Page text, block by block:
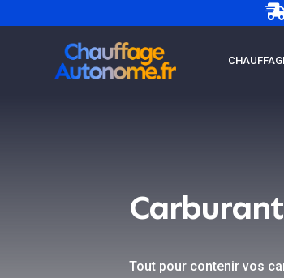
Carburant
Tout pour contenir vos